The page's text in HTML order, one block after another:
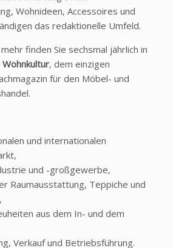
Wohnideen, Accessoires und
das redaktionelle Umfeld.
finden Sie sechsmal jährlich in
Wohnkultur, dem einzigen
für den Möbel- und
und internationalen
und -großgewerbe,
Raumausstattung, Teppiche und
aus dem In- und dem
Verkauf und Betriebsführung.